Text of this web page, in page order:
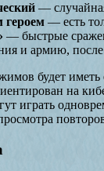
—
героем — есть
— быстрые
и армию,
будет иметь
на
играть